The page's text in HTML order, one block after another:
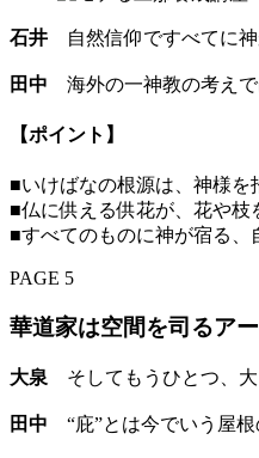
石井 自然信仰ですべてに神
田中 海外の一神教の考えで
【ポイント】
■いけばなの根源は、神様を
■仏に供える供花が、花や枝
■すべてのものに神が宿る、
PAGE 5
華道家は空間を司るア
大泉 そしてもうひとつ、大
田中 “庇”とは今でいう屋根